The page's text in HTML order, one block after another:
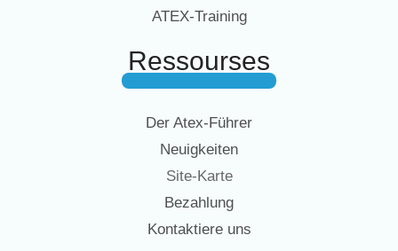
ATEX-Training
Ressourses
Der Atex-Führer
Neuigkeiten
Site-Karte
Bezahlung
Kontaktiere uns